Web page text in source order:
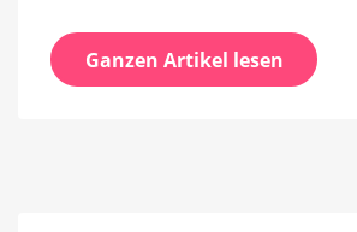
Ganzen Artikel lesen